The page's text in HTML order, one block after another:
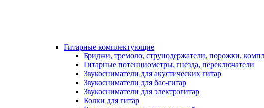
Гитарные комплектующие
Бриджи, тремоло, струнодержатели, порожки,
Гитарные потенциометры, гнезда, переключатели
Звукосниматели для акустических гитар
Звукосниматели для бас-гитар
Звукосниматели для электрогитар
Колки для гитар